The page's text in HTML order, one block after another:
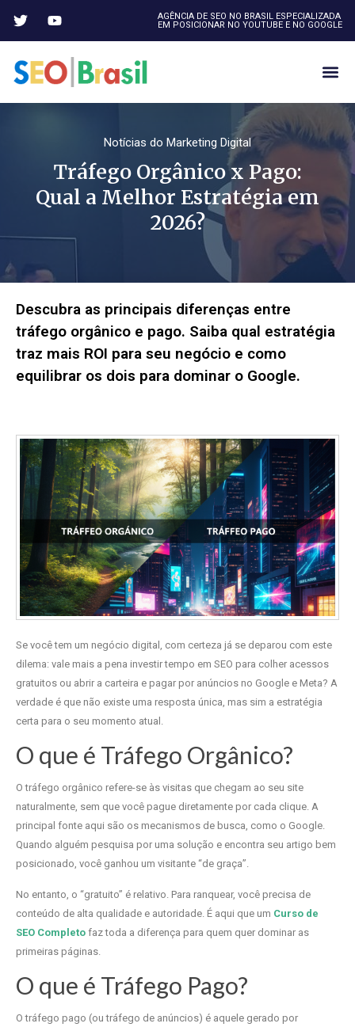
AGÊNCIA DE SEO NO BRASIL ESPECIALIZADA
EM POSICIONAR NO YOUTUBE E NO GOOGLE
Notícias do Marketing Digital
Tráfego Orgânico x Pago:
Qual a Melhor Estratégia em
2026?
Descubra as principais diferenças entre
tráfego orgânico e pago. Saiba qual estratégia
traz mais ROI para seu negócio e como
equilibrar os dois para dominar o Google.
Se você tem um negócio digital, com certeza já se deparou com este
dilema: vale mais a pena investir tempo em SEO para colher acessos
gratuitos ou abrir a carteira e pagar por anúncios no Google e Meta? A
verdade é que não existe uma resposta única, mas sim a estratégia
certa para o seu momento atual.
O que é Tráfego Orgânico?
O tráfego orgânico refere-se às visitas que chegam ao seu site
naturalmente, sem que você pague diretamente por cada clique. A
principal fonte aqui são os mecanismos de busca, como o Google.
Quando alguém pesquisa por uma solução e encontra seu artigo bem
posicionado, você ganhou um visitante “de graça”.
No entanto, o “gratuito” é relativo. Para ranquear, você precisa de
conteúdo de alta qualidade e autoridade. É aqui que um Curso de
SEO Completo faz toda a diferença para quem quer dominar as
primeiras páginas.
O que é Tráfego Pago?
O tráfego pago (ou tráfego de anúncios) é aquele gerado por